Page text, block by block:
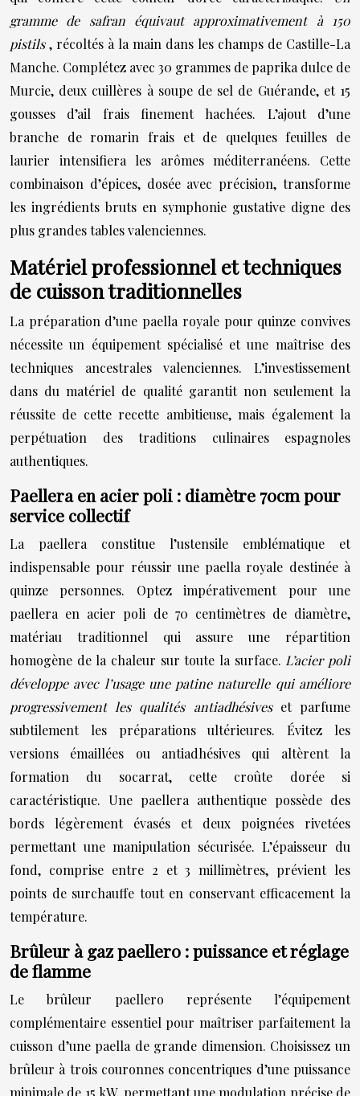
gramme de safran équivaut approximativement à 150
pistils, récoltés à la main dans les champs de Castille-La
Manche. Complétez avec 30 grammes de paprika dulce de
Murcie, deux cuillères à soupe de sel de Guérande, et 15
gousses d’ail frais finement hachées. L’ajout d’une
branche de romarin frais et de quelques feuilles de
laurier intensifiera les arômes méditerranéens. Cette
combinaison d’épices, dosée avec précision, transforme
les ingrédients bruts en symphonie gustative digne des
plus grandes tables valenciennes.
Matériel professionnel et techniques
de cuisson traditionnelles
La préparation d’une paella royale pour quinze convives
nécessite un équipement spécialisé et une maîtrise des
techniques ancestrales valenciennes. L’investissement
dans du matériel de qualité garantit non seulement la
réussite de cette recette ambitieuse, mais également la
perpétuation des traditions culinaires espagnoles
authentiques.
Paellera en acier poli : diamètre 70cm pour
service collectif
La paellera constitue l’ustensile emblématique et
indispensable pour réussir une paella royale destinée à
quinze personnes. Optez impérativement pour une
paellera en acier poli de 70 centimètres de diamètre,
matériau traditionnel qui assure une répartition
homogène de la chaleur sur toute la surface. L’acier poli
développe avec l’usage une patine naturelle qui améliore
progressivement les qualités antiadhésives et parfume
subtilement les préparations ultérieures. Évitez les
versions émaillées ou antiadhésives qui altèrent la
formation du socarrat, cette croûte dorée si
caractéristique. Une paellera authentique possède des
bords légèrement évasés et deux poignées rivetées
permettant une manipulation sécurisée. L’épaisseur du
fond, comprise entre 2 et 3 millimètres, prévient les
points de surchauffe tout en conservant efficacement la
température.
Brûleur à gaz paellero : puissance et réglage
de flamme
Le brûleur paellero représente l’équipement
complémentaire essentiel pour maîtriser parfaitement la
cuisson d’une paella de grande dimension. Choisissez un
brûleur à trois couronnes concentriques d’une puissance
minimale de 15 kW, permettant une modulation précise de